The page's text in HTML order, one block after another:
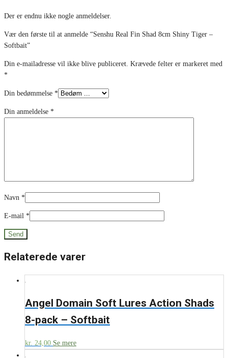
Der er endnu ikke nogle anmeldelser.
Vær den første til at anmelde “Senshu Real Fin Shad 8cm Shiny Tiger –
Softbait”
Din e-mailadresse vil ikke blive publiceret. Krævede felter er markeret med
*
Din bedømmelse *
Din anmeldelse *
Navn *
E-mail *
Relaterede varer
Angel Domain Soft Lures Action Shads
8-pack – Softbait
kr. 24,00 Se mere